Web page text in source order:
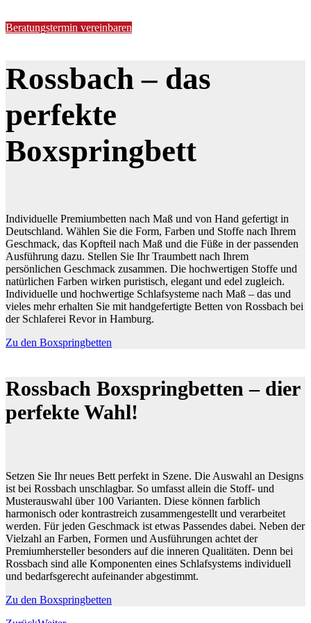
Beratungstermin vereinbaren
Rossbach – das
perfekte
Boxspringbett
Individuelle Premiumbetten nach Maß und von Hand gefertigt in
Deutschland. Wählen Sie die Form, Farben und Stoffe nach Ihrem
Geschmack, das Kopfteil nach Maß und die Füße in der passenden
Ausführung dazu. Stellen Sie Ihr Traumbett nach Ihrem
persönlichen Geschmack zusammen. Die hochwertigen Stoffe und
natürlichen Farben wirken puristisch, elegant und edel zugleich.
Individuelle und hochwertige Schlafsysteme nach Maß – das und
vieles mehr erhalten Sie mit handgefertigte Betten von Rossbach bei
der Schlaferei Revor in Hamburg.
Zu den Boxspringbetten
Rossbach Boxspringbetten – dier
perfekte Wahl!
Setzen Sie Ihr neues Bett perfekt in Szene. Die Auswahl an Designs
ist bei Rossbach unschlagbar. So umfasst allein die Stoff- und
Musterauswahl über 100 Varianten. Diese können farblich
harmonisch oder kontrastreich zusammengestellt und verarbeitet
werden. Für jeden Geschmack ist etwas Passendes dabei. Neben der
Vielzahl an Farben, Formen und Ausführungen achtet der
Premiumhersteller besonders auf die inneren Qualitäten. Denn bei
Rossbach sind alle Komponenten eines Schlafsystems individuell
und bedarfsgerecht aufeinander abgestimmt.
Zu den Boxspringbetten